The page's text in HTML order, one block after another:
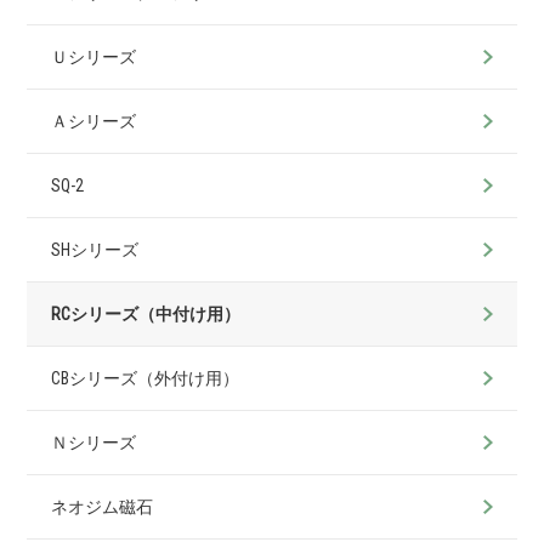
Ｕシリーズ
Ａシリーズ
SQ-2
SHシリーズ
RCシリーズ（中付け用）
CBシリーズ（外付け用）
Ｎシリーズ
ネオジム磁石